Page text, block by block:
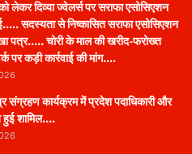
लेकर दिव्या ज्वेलर्स पर सराफा एसोसिएशन
सदस्यता से निष्कासित सराफा एसोसिएशन
पत्र….. चोरी के माल की खरीद-फरोख्त
पर कड़ी कार्रवाई की मांग….
संग्रहण कार्यक्रम में प्रदेश पदाधिकारी और
हुई शामिल….